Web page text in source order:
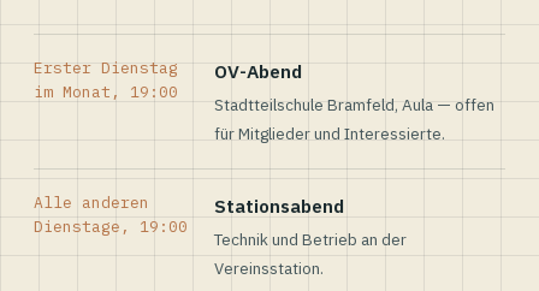
Erster Dienstag
im Monat, 19:00
OV-Abend
Stadtteilschule Bramfeld, Aula — offen
für Mitglieder und Interessierte.
Alle anderen
Dienstage, 19:00
Stationsabend
Technik und Betrieb an der
Vereinsstation.